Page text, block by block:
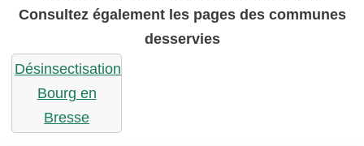
Consultez également les pages des communes
desservies
Désinsectisation
Bourg en
Bresse